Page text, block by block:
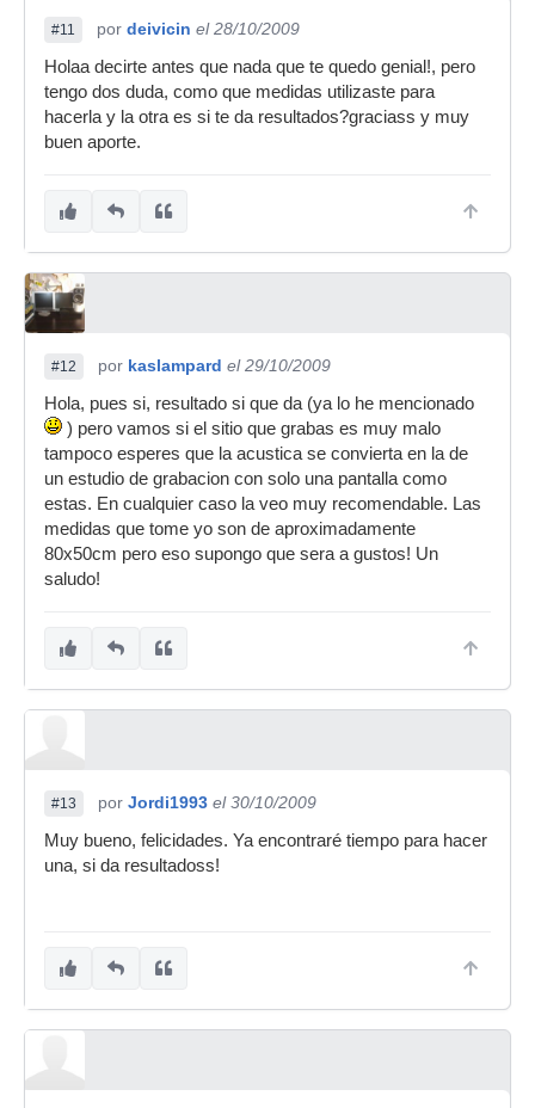
#11 por deivicin el 28/10/2009
Holaa decirte antes que nada que te quedo genial!, pero
tengo dos duda, como que medidas utilizaste para
hacerla y la otra es si te da resultados?graciass y muy
buen aporte.
#12 por kaslampard el 29/10/2009
Hola, pues si, resultado si que da (ya lo he mencionado
) pero vamos si el sitio que grabas es muy malo
tampoco esperes que la acustica se convierta en la de
un estudio de grabacion con solo una pantalla como
estas. En cualquier caso la veo muy recomendable. Las
medidas que tome yo son de aproximadamente
80x50cm pero eso supongo que sera a gustos! Un
saludo!
#13 por Jordi1993 el 30/10/2009
Muy bueno, felicidades. Ya encontraré tiempo para hacer
una, si da resultadoss!